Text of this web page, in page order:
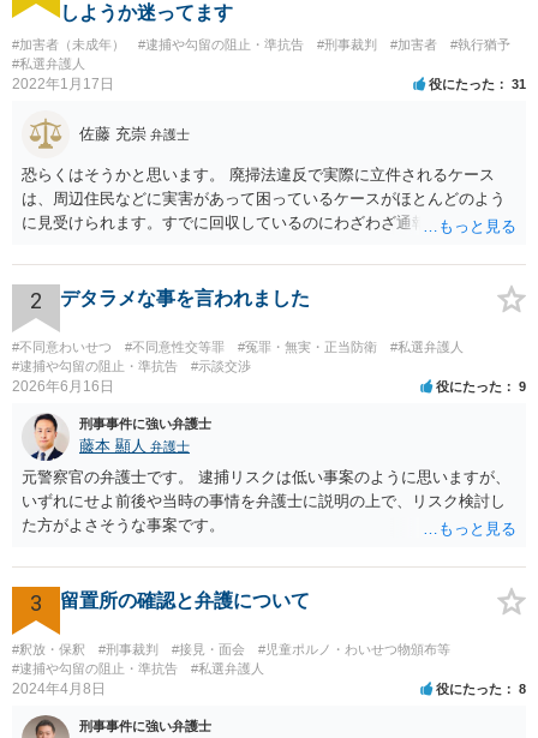
しようか迷ってます
#加害者（未成年） #逮捕や勾留の阻止・準抗告 #刑事裁判 #加害者
#執行猶予
#私選弁護人
2022年1月17日 役にたった 31
佐藤 充崇 弁護士
恐らくはそうかと思います。 廃掃法違反で実際に立件されるケース
は、周辺住民などに実害があって困っているケースがほとんどのよう
に見受けられます。すでに回収しているのにわざわざ通報するのは考
致→審判不開始となる可能性は高いと思います。この場合は警察官か
ら注意されて終わりです。 一応、通常通り家裁送致され少年審判にな
る可能性というのもそれなりにあります。廃掃法違反の不法投棄の罪
は条文だけ見ると重い罪なので。 ただ鑑別所に入れられることはまず
ないと思いますし、相談者の方の素行が悪いというわけでもなけれ
ば、不処分で終わりになる可能性が高いと思います。少年院送致や逆
送は暴力団関係者でもないとまずないと思います。 ただどうしても心
配というなら、弁護士に依頼して自首するという方法はあるかも知れ
ません。反省していることが捜査機関や家裁に伝わりますので。
2 デタラメな事を言われました
#不同意わいせつ #不同意性交等罪 #冤罪・無実・正当防衛
#私選弁護人
#逮捕や勾留の阻止・準抗告
#示談交渉
2026年6月16日 役にたった 9
刑事事件に強い弁護士
藤本 顯人 弁護士
元警察官の弁護士です。 逮捕リスクは低い事案のように思いますが、
いずれにせよ前後や当時の事情を弁護士に説明の上で、リスク検討し
た方がよさそうな事案です。
3 留置所の確認と弁護について
#釈放・保釈 #刑事裁判 #接見・面会
#児童ポルノ・わいせつ物頒布等
#逮捕や勾留の阻止・準抗告
#私選弁護人
2024年4月8日 役にたった 8
刑事事件に強い弁護士